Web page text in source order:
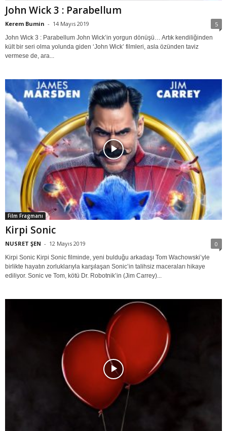
John Wick 3 : Parabellum
Kerem Bumin - 14 Mayıs 2019 5
John Wick 3 : Parabellum John Wick’in yorgun dönüşü… Artık kendiliğinden
kült bir seri olma yolunda giden ‘John Wick’ filmleri, asla özünden taviz
vermese de, ara...
Film Fragmanı
Kirpi Sonic
NUSRET ŞEN - 12 Mayıs 2019 0
Kirpi Sonic Kirpi Sonic filminde, yeni bulduğu arkadaşı Tom Wachowski’yle
birlikte hayatın zorluklarıyla karşılaşan Sonic’in talihsiz maceraları hikaye
ediliyor. Sonic ve Tom, kötü Dr. Robotnik’in (Jim Carrey)...